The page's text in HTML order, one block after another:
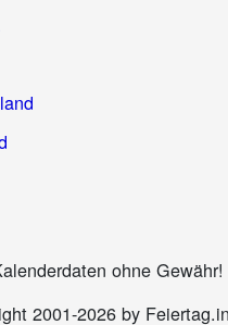
ohne Gewähr!
2001-2026 by